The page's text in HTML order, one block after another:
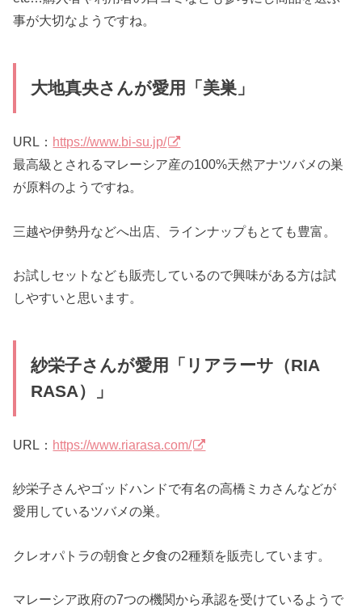
事が大切なようですね。
大地真央さんが愛用「美巣」
URL： https://www.bi-su.jp/
最高級とされるマレーシア産の100%天然アナツバメの巣
が原料のようですね。
三越や伊勢丹などへ出店、ラインナップもとても豊富。
お試しセットなども販売しているので興味がある方は試
しやすいと思います。
紗栄子さんが愛用「リアラーサ（RIA
RASA）」
URL： https://www.riarasa.com/
紗栄子さんやゴッドハンドで有名の高橋ミカさんなどが
愛用しているツバメの巣。
クレオパトラの朝食と夕食の2種類を販売しています。
マレーシア政府の7つの機関から承認を受けているようで